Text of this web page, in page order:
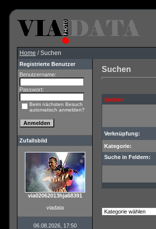
Home / Suchen
Registrierte Benutzer
Benutzername:
Passwort:
Beim nächsten Besuch
automatisch anmelden?
Zufallsbild
via02062013hja68391
viadata
06.08.2026, 17:50
Suchen
Suchen
Verknüpfung:
Kategorie:
Suche in Feldern: